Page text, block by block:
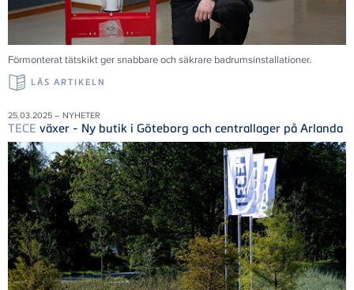
Förmonterat tätskikt ger snabbare och säkrare badrumsinstallationer.
LÄS ARTIKELN
25.03.2025 – NYHETER
TECE växer - Ny butik i Göteborg och centrallager på Arlanda